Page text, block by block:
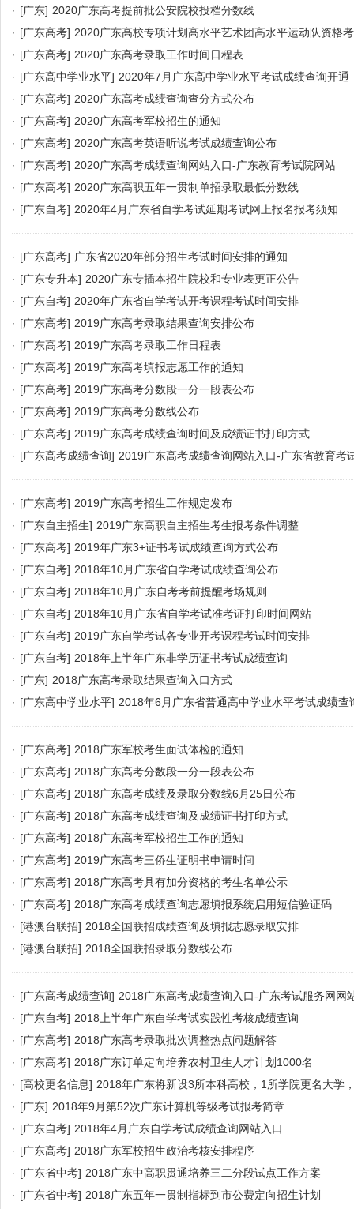
· [广东] 2020广东高考提前批公安院校投档分数线
· [广东高考] 2020广东高校专项计划高水平艺术团高水平运动队资格
· [广东高考] 2020广东高考录取工作时间日程表
· [广东高中学业水平] 2020年7月广东高中学业水平考试成绩查询开通
· [广东高考] 2020广东高考成绩查询查分方式公布
· [广东高考] 2020广东高考军校招生的通知
· [广东高考] 2020广东高考英语听说考试成绩查询公布
· [广东高考] 2020广东高考成绩查询网站入口-广东教育考试院网站
· [广东高考] 2020广东高职五年一贯制单招录取最低分数线
· [广东自考] 2020年4月广东省自学考试延期考试网上报名报考须知
· [广东高考] 广东省2020年部分招生考试时间安排的通知
· [广东专升本] 2020广东专插本招生院校和专业表更正公告
· [广东自考] 2020年广东省自学考试开考课程考试时间安排
· [广东高考] 2019广东高考录取结果查询安排公布
· [广东高考] 2019广东高考录取工作日程表
· [广东高考] 2019广东高考填报志愿工作的通知
· [广东高考] 2019广东高考分数段一分一段表公布
· [广东高考] 2019广东高考分数线公布
· [广东高考] 2019广东高考成绩查询时间及成绩证书打印方式
· [广东高考成绩查询] 2019广东高考成绩查询网站入口-广东省教育考
· [广东高考] 2019广东高考招生工作规定发布
· [广东自主招生] 2019广东高职自主招生考生报考条件调整
· [广东高考] 2019年广东3+证书考试成绩查询方式公布
· [广东自考] 2018年10月广东省自学考试成绩查询公布
· [广东自考] 2018年10月广东自考考前提醒考场规则
· [广东自考] 2018年10月广东省自学考试准考证打印时间网站
· [广东自考] 2019广东自学考试各专业开考课程考试时间安排
· [广东自考] 2018年上半年广东非学历证书考试成绩查询
· [广东] 2018广东高考录取结果查询入口方式
· [广东高中学业水平] 2018年6月广东省普通高中学业水平考试成绩查
· [广东高考] 2018广东军校考生面试体检的通知
· [广东高考] 2018广东高考分数段一分一段表公布
· [广东高考] 2018广东高考成绩及录取分数线6月25日公布
· [广东高考] 2018广东高考成绩查询及成绩证书打印方式
· [广东高考] 2018广东高考军校招生工作的通知
· [广东高考] 2019广东高考三侨生证明书申请时间
· [广东高考] 2018广东高考具有加分资格的考生名单公示
· [广东高考] 2018广东高考成绩查询志愿填报系统启用短信验证码
· [港澳台联招] 2018全国联招成绩查询及填报志愿录取安排
· [港澳台联招] 2018全国联招录取分数线公布
· [广东高考成绩查询] 2018广东高考成绩查询入口-广东考试服务网网
· [广东自考] 2018上半年广东自学考试实践性考核成绩查询
· [广东高考] 2018广东高考录取批次调整热点问题解答
· [广东高考] 2018广东订单定向培养农村卫生人才计划1000名
· [高校更名信息] 2018年广东将新设3所本科高校，1所学院更名大学
· [广东] 2018年9月第52次广东计算机等级考试报考简章
· [广东自考] 2018年4月广东自学考试成绩查询网站入口
· [广东高考] 2018广东军校招生政治考核安排程序
· [广东省中考] 2018广东中高职贯通培养三二分段试点工作方案
· [广东省中考] 2018广东五年一贯制指标到市公费定向招生计划